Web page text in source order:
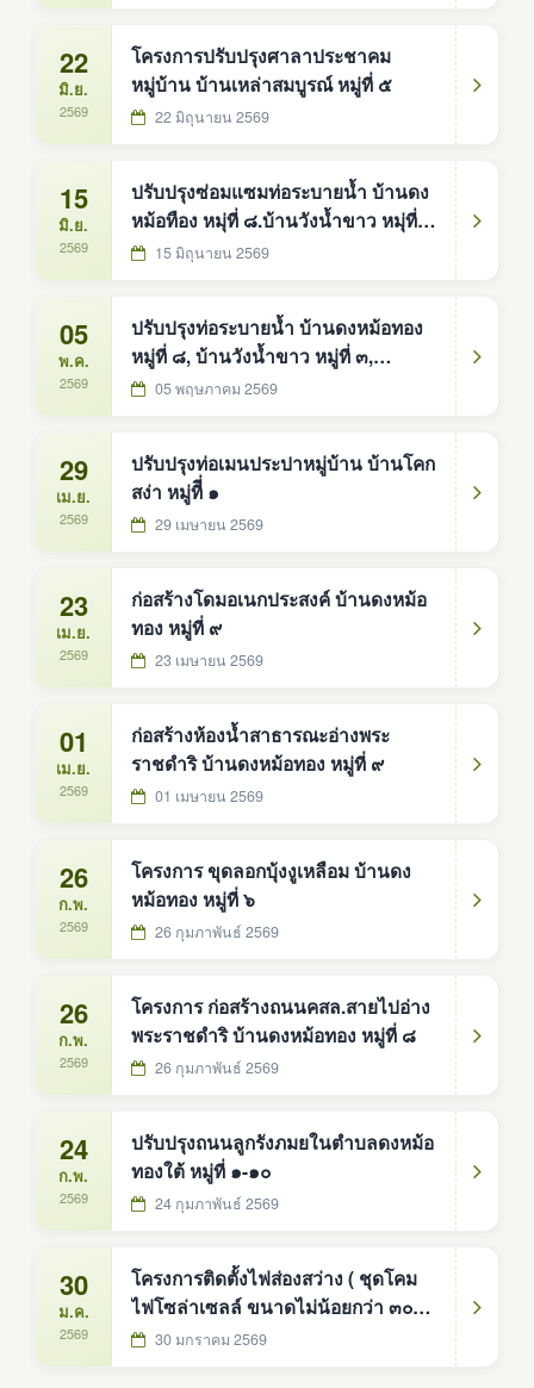
22
มิ.ย.
2569
โครงการปรับปรุงศาลาประชาคม
หมู่บ้าน บ้านเหล่าสมบูรณ์ หมู่ที่ ๕
22 มิถุนายน 2569
15
มิ.ย.
2569
ปรับปรุงซ่อมแซมท่อระบายน้ำ บ้านดง
หม้อทือง หมุ่ที่ ๘.บ้านวังน้ำขาว หมุ่ที่
๓, บ้านดงหม้อทอง หมู่ที่ ๒,บ้านนา
15 มิถุนายน 2569
05
พ.ค.
2569
ปรับปรุงท่อระบายน้ำ บ้านดงหม้อทอง
หมู่ที่ ๘, บ้านวังน้ำขาว หมู่ที่ ๓,
บ้านนาเจริญ หมู่ที่ ๗,บ้านดงหม้อทอง
05 พฤษภาคม 2569
29
เม.ย.
2569
ปรับปรุงท่อเมนประปาหมู่บ้าน บ้านโคก
สง่า หมู่ทีี่ ๑
29 เมษายน 2569
23
เม.ย.
2569
ก่อสร้างโดมอเนกประสงค์ บ้านดงหม้อ
ทอง หมู่ที่ ๙
23 เมษายน 2569
01
เม.ย.
2569
ก่อสร้างห้องน้ำสาธารณะอ่างพระ
ราชดำริ บ้านดงหม้อทอง หมู่ที่ ๙
01 เมษายน 2569
26
ก.พ.
2569
โครงการ ขุดลอกบุ้งงูเหลือม บ้านดง
หม้อทอง หมู่ที่ ๖
26 กุมภาพันธ์ 2569
26
ก.พ.
2569
โครงการ ก่อสร้างถนนคสล.สายไปอ่าง
พระราชดำริ บ้านดงหม้อทอง หมู่ที่ ๘
26 กุมภาพันธ์ 2569
24
ก.พ.
2569
ปรับปรุงถนนลูกรังภมยในตำบลดงหม้อ
ทองใต้ หมู่ที่ ๑-๑๐
24 กุมภาพันธ์ 2569
30
ม.ค.
2569
โครงการติดตั้งไฟส่องสว่าง ( ชุดโคม
ไฟโซล่าเซลล์ ขนาดไม่น้อยกว่า ๓๐๐
วัตต์ จำนวน ๒๐ ชุด เส้นไปบ้านคำชิ
30 มกราคม 2569